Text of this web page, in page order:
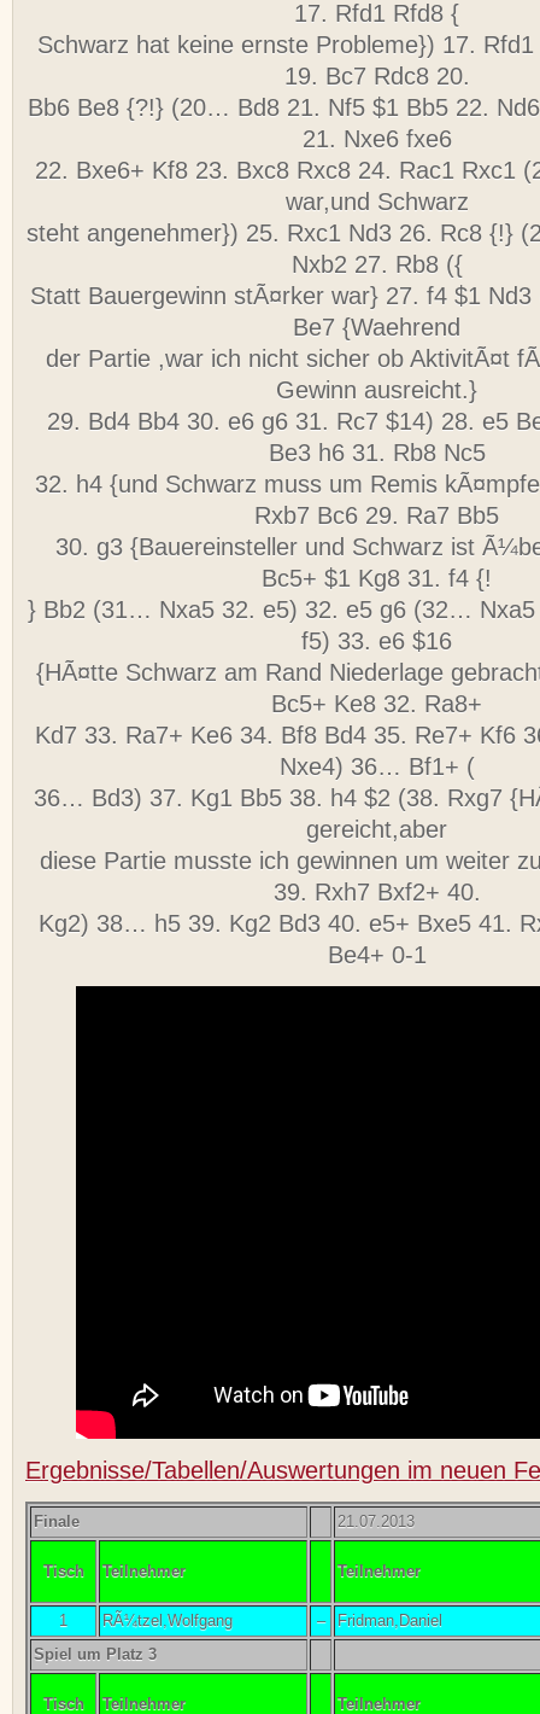
17. Rfd1 Rfd8 {
Schwarz hat keine ernste Probleme}) 17.
19. Bc7 Rdc8 20.
Bb6 Be8 {?!} (20… Bd8 21. Nf5 $1 Bb5 22.
21. Nxe6 fxe6
22. Bxe6+ Kf8 23. Bxc8 Rxc8 24. Rac1 Rxc1
war,und Schwarz
steht angenehmer}) 25. Rxc1 Nd3 26. Rc8 {!}
Nxb2 27. Rb8 ({
Statt Bauergewinn stÃ¤rker war} 27. f4 $1
Be7 {Waehrend
der Partie ,war ich nicht sicher ob AktivitÃ¤t
Gewinn ausreicht.}
29. Bd4 Bb4 30. e6 g6 31. Rc7 $14) 28. e5
Be3 h6 31. Rb8 Nc5
32. h4 {und Schwarz muss um Remis
Rxb7 Bc6 29. Ra7 Bb5
30. g3 {Bauereinsteller und Schwarz ist
Bc5+ $1 Kg8 31. f4 {!
} Bb2 (31… Nxa5 32. e5) 32. e5 g6 (32… Nxa5
f5) 33. e6 $16
{HÃ¤tte Schwarz am Rand Niederlage
Bc5+ Ke8 32. Ra8+
Kd7 33. Ra7+ Ke6 34. Bf8 Bd4 35. Re7+ Kf6
Nxe4) 36… Bf1+ (
36… Bd3) 37. Kg1 Bb5 38. h4 $2 (38. Rxg7
gereicht,aber
diese Partie musste ich gewinnen um weiter
39. Rxh7 Bxf2+ 40.
Kg2) 38… h5 39. Kg2 Bd3 40. e5+ Bxe5 41.
Be4+ 0-1
Ergebnisse/Tabellen/Auswertungen im neuen
Finale 21.07.2013
Tisch Teilnehmer Teilnehmer
1 RÃ¼tzel,Wolfgang –
Fridman,Daniel
Spiel um Platz 3
Tisch Teilnehmer Teilnehmer